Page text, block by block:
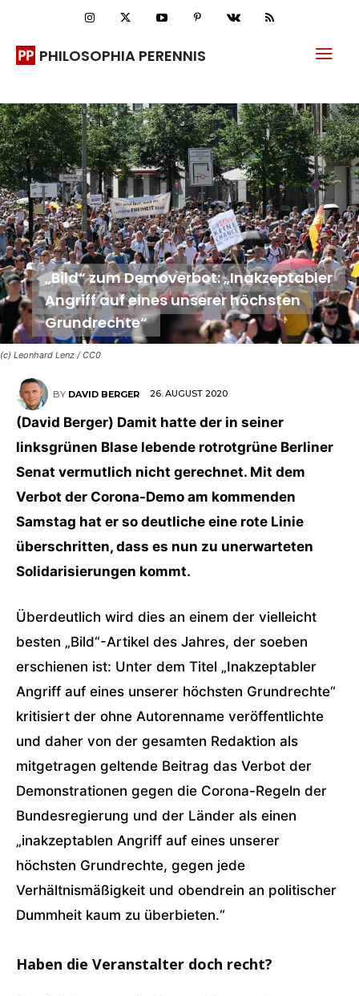
PHILOSOPHIA PERENNIS
(c) Leonhard Lenz / CC0
„Bild“ zum Demoverbot: „Inakzeptabler
Angriff auf eines unserer höchsten
Grundrechte“
BY DAVID BERGER 26. AUGUST 2020
(David Berger) Damit hatte der in seiner
linksgrünen Blase lebende rotrotgrüne Berliner
Senat vermutlich nicht gerechnet. Mit dem
Verbot der Corona-Demo am kommenden
Samstag hat er so deutliche eine rote Linie
überschritten, dass es nun zu unerwarteten
Solidarisierungen kommt.
Überdeutlich wird dies an einem der vielleicht
besten „Bild“-Artikel des Jahres, der soeben
erschienen ist: Unter dem Titel „Inakzeptabler
Angriff auf eines unserer höchsten Grundrechte“
kritisiert der ohne Autorenname veröffentlichte
und daher von der gesamten Redaktion als
mitgetragen geltende Beitrag das Verbot der
Demonstrationen gegen die Corona-Regeln der
Bundesregierung und der Länder als einen
„inakzeptablen Angriff auf eines unserer
höchsten Grundrechte, gegen jede
Verhältnismäßigkeit und obendrein an politischer
Dummheit kaum zu überbieten.“
Haben die Veranstalter doch recht?